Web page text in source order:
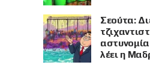
Σεούτα:
λέει η